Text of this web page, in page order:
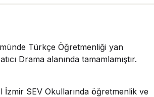
Türkçe Öğretmenliği yan
Drama alanında tamamlamıştır.
İzmir SEV Okullarında öğretmenlik ve